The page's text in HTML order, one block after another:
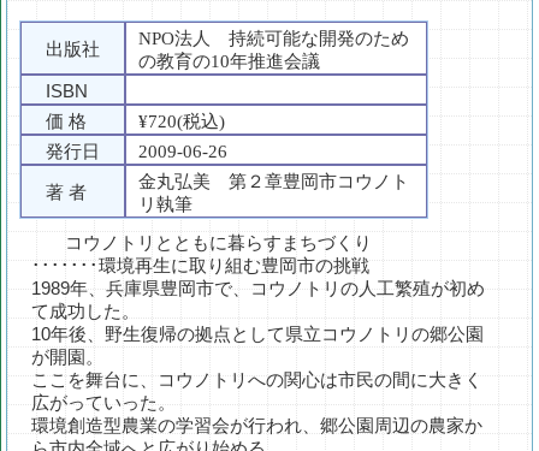
出版社
NPO法人 持続可能な開発のため
の教育の10年推進会議
ISBN
価 格
¥720(税込)
発行日
2009-06-26
著 者
金丸弘美 第２章豊岡市コウノト
リ執筆
コウノトリとともに暮らすまちづくり
･･･････環境再生に取り組む豊岡市の挑戦
1989年、兵庫県豊岡市で、コウノトリの人工繁殖が初め
て成功した。
10年後、野生復帰の拠点として県立コウノトリの郷公園
が開園。
ここを舞台に、コウノトリへの関心は市民の間に大きく
広がっていった。
環境創造型農業の学習会が行われ、郷公園周辺の農家か